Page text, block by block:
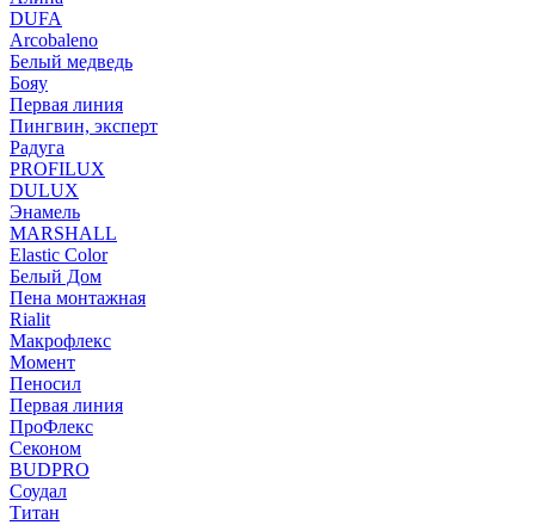
DUFA
Arcobaleno
Белый медведь
Бояу
Первая линия
Пингвин, эксперт
Радуга
PROFILUX
DULUX
Энамель
MARSHALL
Elastic Color
Белый Дом
Пена монтажная
Rialit
Макрофлекс
Момент
Пеносил
Первая линия
ПроФлекс
Секоном
BUDPRO
Соудал
Титан